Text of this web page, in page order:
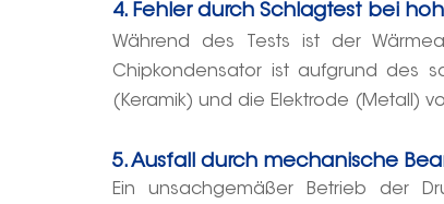
4. Fehler durch Schlagtest bei
Während des Tests ist der
Chipkondensator ist aufgrund des
(Keramik) und die Elektrode (Metall)
5. Ausfall durch mechanische
Ein unsachgemäßer Betrieb der